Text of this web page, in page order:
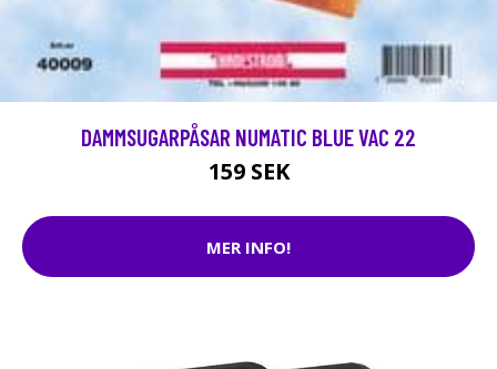
DAMMSUGARPÅSAR NUMATIC BLUE VAC 22
159 SEK
MER INFO!